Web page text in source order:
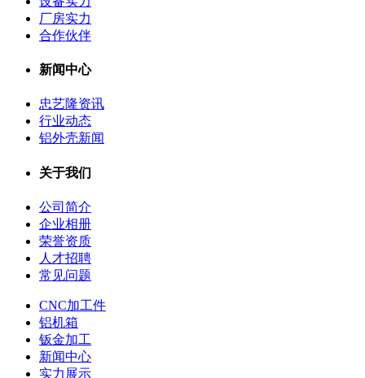
厂房实力
合作伙伴
新闻中心
忠艺隆资讯
行业动态
铝外壳新闻
关于我们
公司简介
企业相册
荣誉资质
人才招聘
常见问题
CNC加工件
铝机箱
钣金加工
新闻中心
实力展示